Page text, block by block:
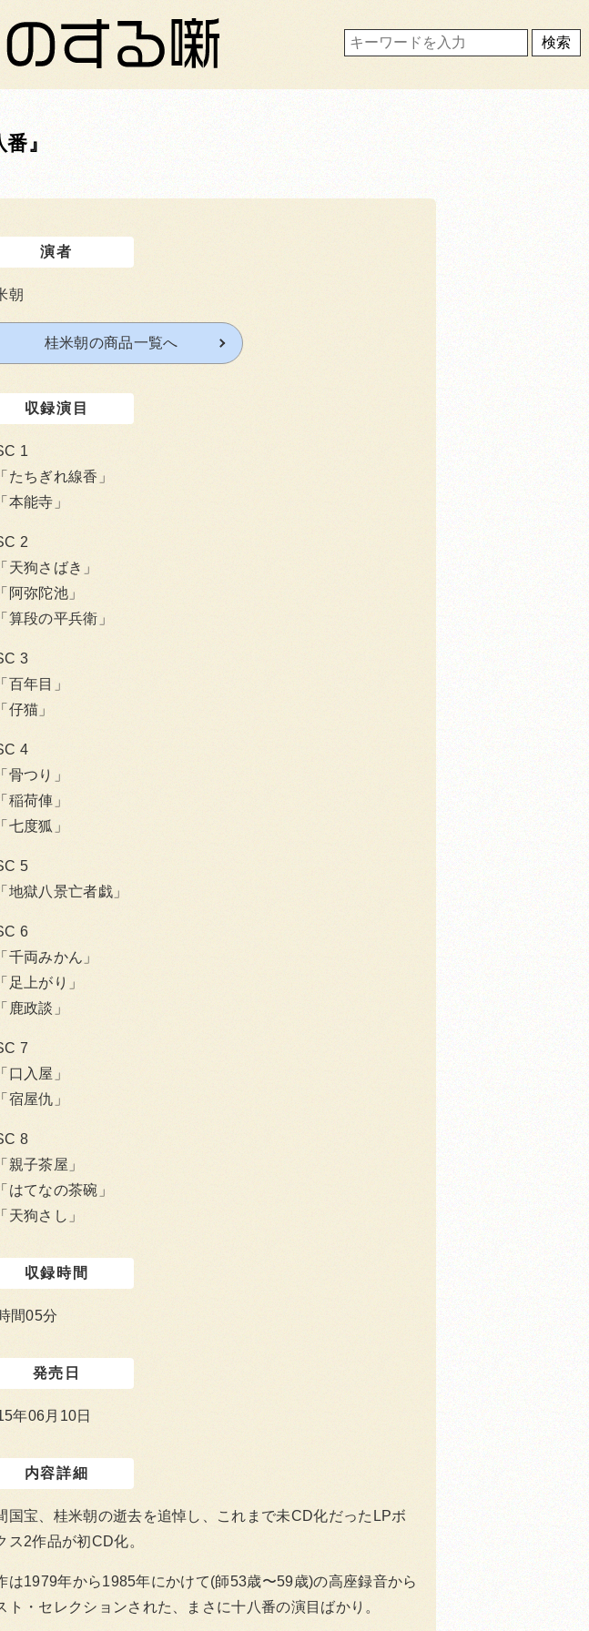
番
演者
朝
桂米朝の商品一覧へ
収録演目
1
「たちぎれ線香」
「本能寺」
2
「天狗さばき」
「阿弥陀池」
「算段の平兵衛」
3
「百年目」
「仔猫」
4
「骨つり」
「稲荷俥」
「七度狐」
5
「地獄八景亡者戯」
6
「千両みかん」
「足上がり」
「鹿政談」
7
「口入屋」
「宿屋仇」
8
「親子茶屋」
「はてなの茶碗」
「天狗さし」
収録時間
間05分
発売日
年06月10日
内容詳細
国宝、桂米朝の逝去を追悼し、これまで未CD化だったLPボ
ス2作品が初CD化。
は1979年から1985年にかけて(師53歳〜59歳)の高座録音から
ト・セレクションされた、まさに十八番の演目ばかり。